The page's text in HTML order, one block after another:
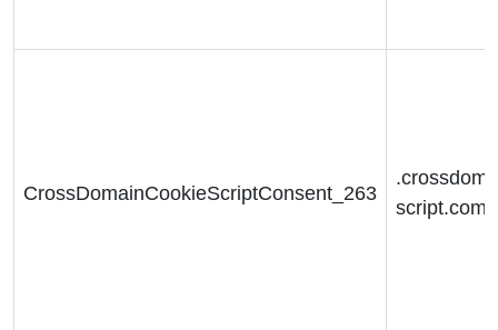
CrossDomainCookieScriptConsent_263
script.com